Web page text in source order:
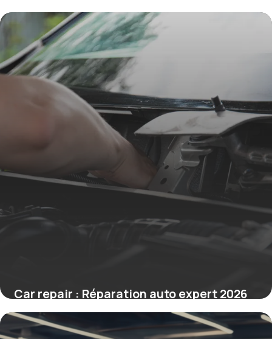
2026
15 mai 2026
Car repair : Réparation auto expert 2026
13 mai 2026